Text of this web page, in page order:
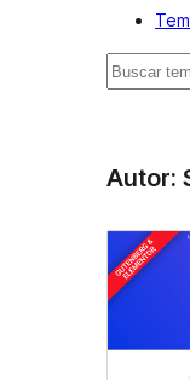
Buscar
Autor: